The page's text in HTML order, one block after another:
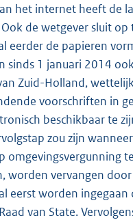
het internet heeft de
de wetgever sluit
de papieren
sinds 1 januari 2014
Zuid-Holland,
voorschriften in
beschikbaar te
zou zijn
worden vervangen
eerst worden
van State.